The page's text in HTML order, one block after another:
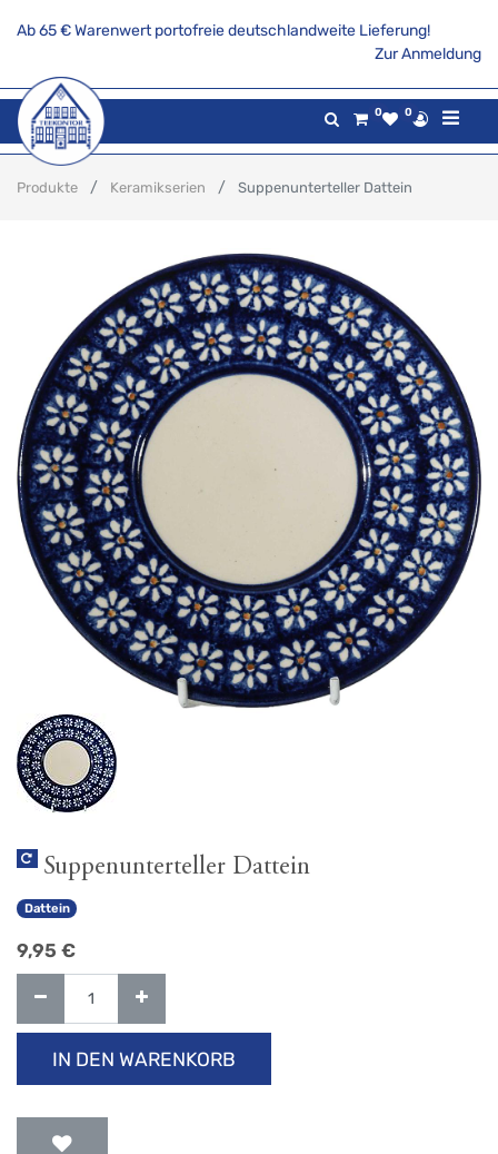
Ab 65 € Warenwert portofreie deutschlandweite Lieferung!
Zur Anmeldung
0 0
Produkte Keramikserien Suppenunterteller Dattein
Suppenunterteller Dattein
Dattein
9,95 €
IN DEN WARENKORB